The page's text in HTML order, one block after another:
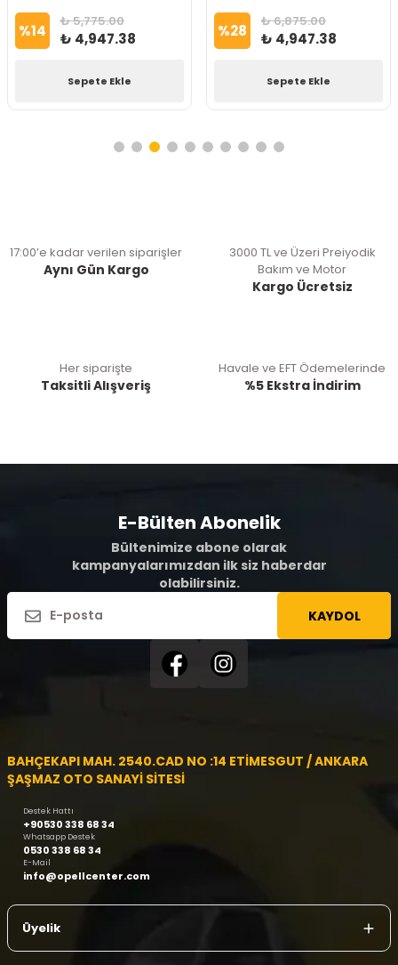
%14 ₺ 5,775.00
₺ 4,947.38
Sepete Ekle
%28 ₺ 6,875.00
₺ 4,947.38
Sepete Ekle
17:00’e kadar verilen siparişler
Aynı Gün Kargo
3000 TL ve Üzeri Preiyodik
Bakım ve Motor
Kargo Ücretsiz
Her siparişte
Taksitli Alışveriş
Havale ve EFT Ödemelerinde
%5 Ekstra İndirim
E-Bülten Abonelik
Bültenimize abone olarak
kampanyalarımızdan ilk siz haberdar
olabilirsiniz.
KAYDOL
BAHÇEKAPI MAH. 2540.CAD NO :14 ETİMESGUT / ANKARA
ŞAŞMAZ OTO SANAYİ SİTESİ
Destek Hattı
+90530 338 68 34
Whatsapp Destek
0530 338 68 34
E-Mail
info@opellcenter.com
Üyelik